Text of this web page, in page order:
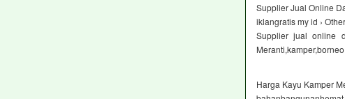
Supplier Jual Online
iklangratis my id ›
Supplier jual online
Harga Kayu Kamper